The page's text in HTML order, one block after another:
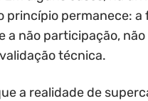
princípio permanece: a
a não participação, não
técnica.
a realidade de